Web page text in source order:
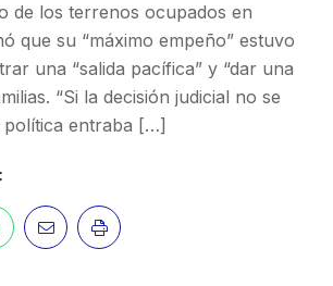
de los terrenos ocupados en
que su “máximo empeño” estuvo
una “salida pacífica” y “dar una
“Si la decisión judicial no se
política entraba […]